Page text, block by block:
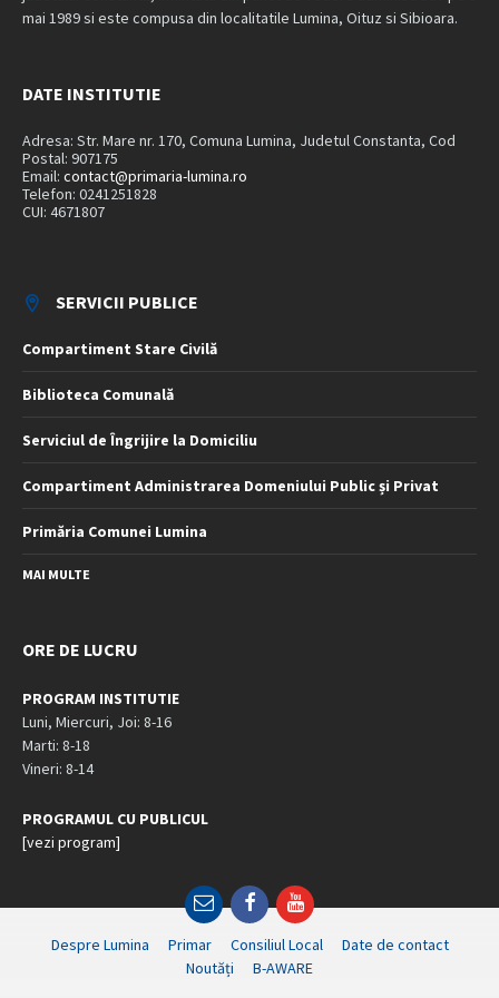
mai 1989 si este compusa din localitatile Lumina, Oituz si Sibioara.
DATE INSTITUTIE
Adresa: Str. Mare nr. 170, Comuna Lumina, Judetul Constanta, Cod
Postal: 907175
Email: contact@primaria-lumina.ro
Telefon: 0241251828
CUI: 4671807
SERVICII PUBLICE
Compartiment Stare Civilă
Biblioteca Comunală
Serviciul de Îngrijire la Domiciliu
Compartiment Administrarea Domeniului Public și Privat
Primăria Comunei Lumina
MAI MULTE
ORE DE LUCRU
PROGRAM INSTITUTIE
Luni, Miercuri, Joi: 8-16
Marti: 8-18
Vineri: 8-14
PROGRAMUL CU PUBLICUL
[vezi program]
EmailFacebookYouTube
Despre Lumina Primar Consiliul Local
Date de contact
Noutăți
B-AWARE